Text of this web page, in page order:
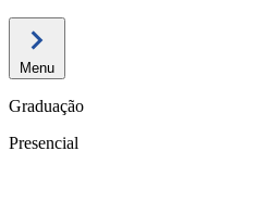
Menu
Graduação
Presencial